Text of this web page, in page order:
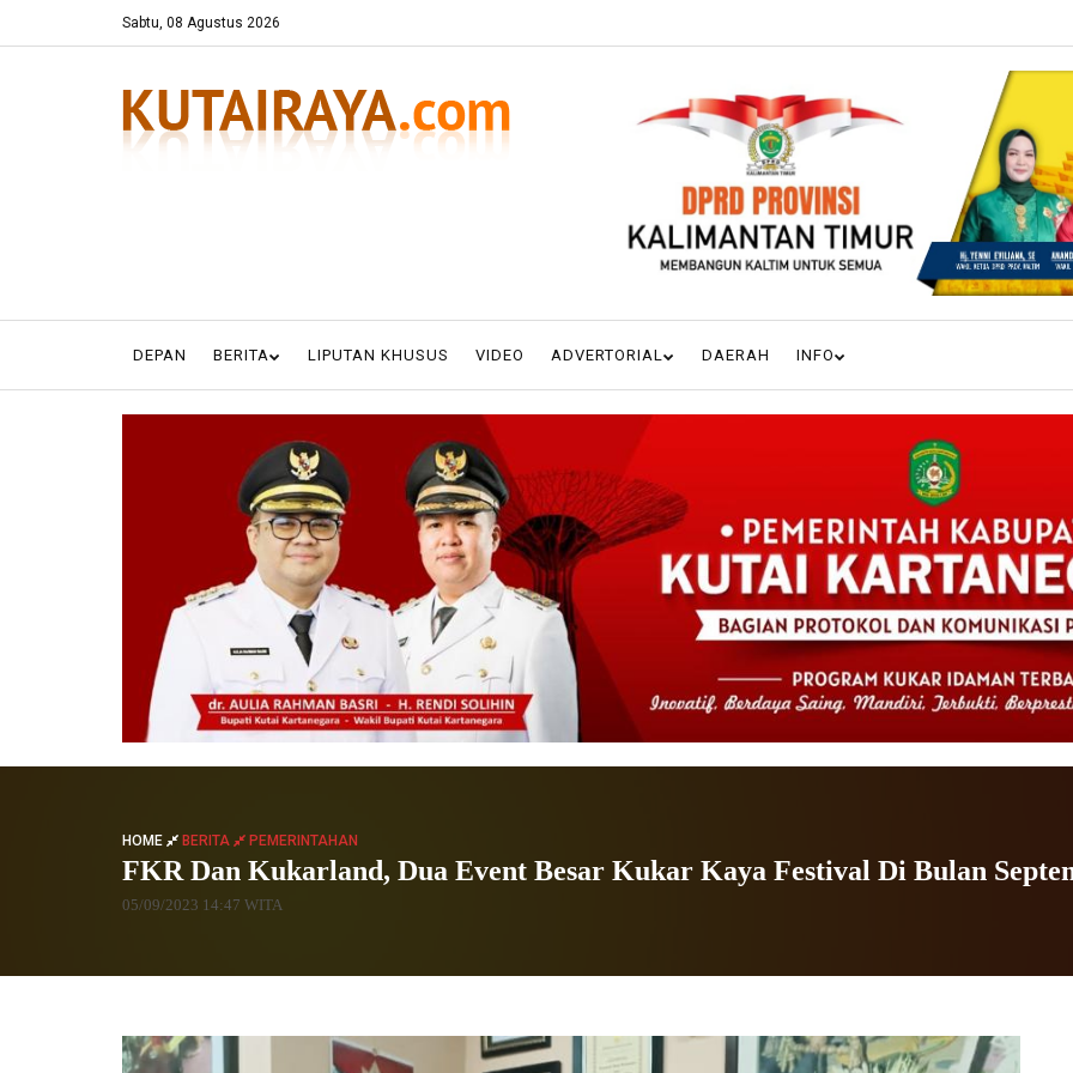
Sabtu, 08 Agustus 2026
DEPAN BERITA LIPUTAN KHUSUS VIDEO ADVERTORIAL DAERAH INFO
HOME BERITA PEMERINTAHAN
FKR Dan Kukarland, Dua Event Besar Kukar Kaya Festival Di Bulan
05/09/2023 14:47 WITA